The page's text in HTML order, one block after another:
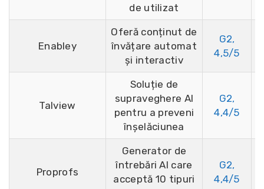
de utilizat
Enabley
Oferă conținut de
învățare automat
și interactiv
G2,
4,5/5
Talview
Soluție de
supraveghere AI
pentru a preveni
înșelăciunea
G2,
4,4/5
Proprofs
Generator de
întrebări AI care
acceptă 10 tipuri
G2,
4,4/5